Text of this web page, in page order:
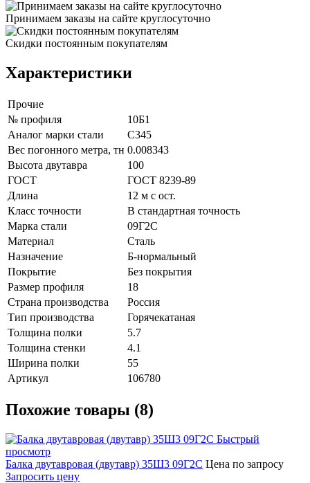
Принимаем заказы на сайте круглосуточно
Скидки постоянным покупателям
Характеристики
Прочие
№ профиля
10Б1
Аналог марки стали
С345
Вес погонного метра, тн 0.008343
Высота двутавра
100
ГОСТ
ГОСТ 8239-89
Длина
12 м с ост.
Класс точности
В стандартная точность
Марка стали
09Г2С
Материал
Сталь
Назначение
Б-нормальный
Покрытие
Без покрытия
Размер профиля
18
Страна производства
Россия
Тип производства
Горячекатаная
Толщина полки
5.7
Толщина стенки
4.1
Ширина полки
55
Артикул
106780
Похожие товары (8)
Быстрый
просмотр
Балка двутавровая (двутавр) 35Ш3 09Г2С Цена по запросу
Запросить цену